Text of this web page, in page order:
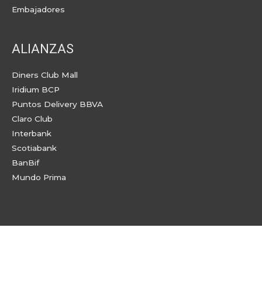
Embajadores
ALIANZAS
Diners Club Mall
Iridium BCP
Puntos Delivery BBVA
Claro Club
Interbank
Scotiabank
BanBif
Mundo Prima